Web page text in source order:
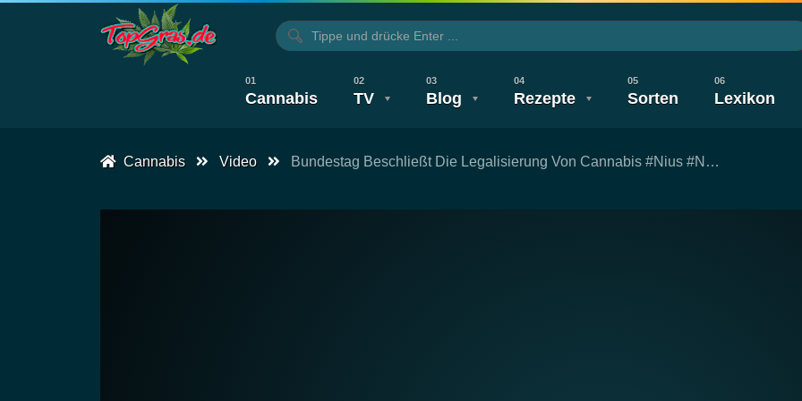
Cannabis TV Blog Rezepte Sorten Lexikon
Cannabis Video Bundestag Beschließt Die Legalisierung Von Cannabis #nius #n…